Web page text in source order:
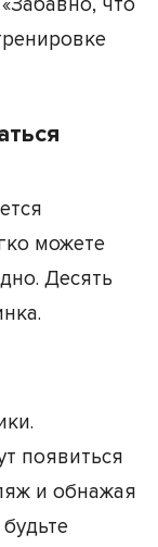
можете
Десять
появиться
и обнажая
будьте